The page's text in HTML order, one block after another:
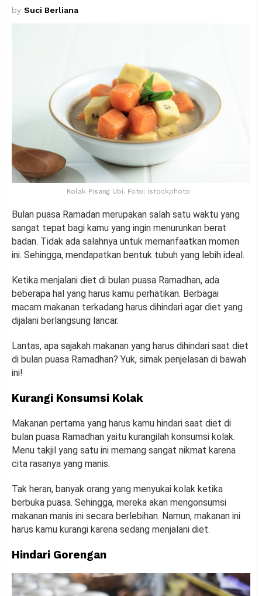
by Suci Berliana
Kolak Pisang Ubi. Foto: istockphoto
Bulan puasa Ramadan merupakan salah satu waktu yang
sangat tepat bagi kamu yang ingin menurunkan berat
badan. Tidak ada salahnya untuk memanfaatkan momen
ini. Sehingga, mendapatkan bentuk tubuh yang lebih ideal.
Ketika menjalani diet di bulan puasa Ramadhan, ada
beberapa hal yang harus kamu perhatikan. Berbagai
macam makanan terkadang harus dihindari agar diet yang
dijalani berlangsung lancar.
Lantas, apa sajakah makanan yang harus dihindari saat diet
di bulan puasa Ramadhan? Yuk, simak penjelasan di bawah
ini!
Kurangi Konsumsi Kolak
Makanan pertama yang harus kamu hindari saat diet di
bulan puasa Ramadhan yaitu kurangilah konsumsi kolak.
Menu takjil yang satu ini memang sangat nikmat karena
cita rasanya yang manis.
Tak heran, banyak orang yang menyukai kolak ketika
berbuka puasa. Sehingga, mereka akan mengonsumsi
makanan manis ini secara berlebihan. Namun, makanan ini
harus kamu kurangi karena sedang menjalani diet.
Hindari Gorengan